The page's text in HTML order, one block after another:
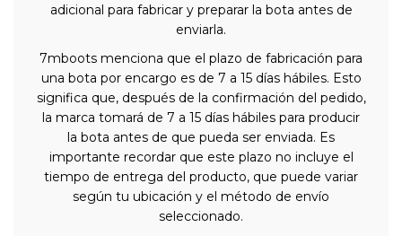
adicional para fabricar y preparar la bota antes de
enviarla.
7mboots menciona que el plazo de fabricación para
una bota por encargo es de 7 a 15 días hábiles. Esto
significa que, después de la confirmación del pedido,
la marca tomará de 7 a 15 días hábiles para producir
la bota antes de que pueda ser enviada. Es
importante recordar que este plazo no incluye el
tiempo de entrega del producto, que puede variar
según tu ubicación y el método de envío
seleccionado.